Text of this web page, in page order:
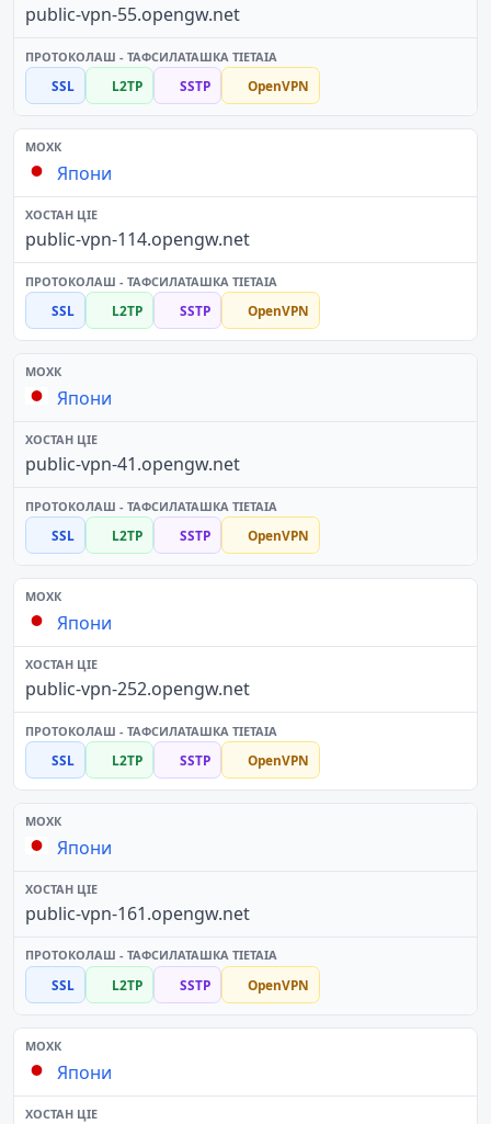
public-vpn-55.opengw.net
SSL L2TP SSTP OpenVPN
Япони
public-vpn-114.opengw.net
SSL L2TP SSTP OpenVPN
Япони
public-vpn-41.opengw.net
SSL L2TP SSTP OpenVPN
Япони
public-vpn-252.opengw.net
SSL L2TP SSTP OpenVPN
Япони
public-vpn-161.opengw.net
SSL L2TP SSTP OpenVPN
Япони